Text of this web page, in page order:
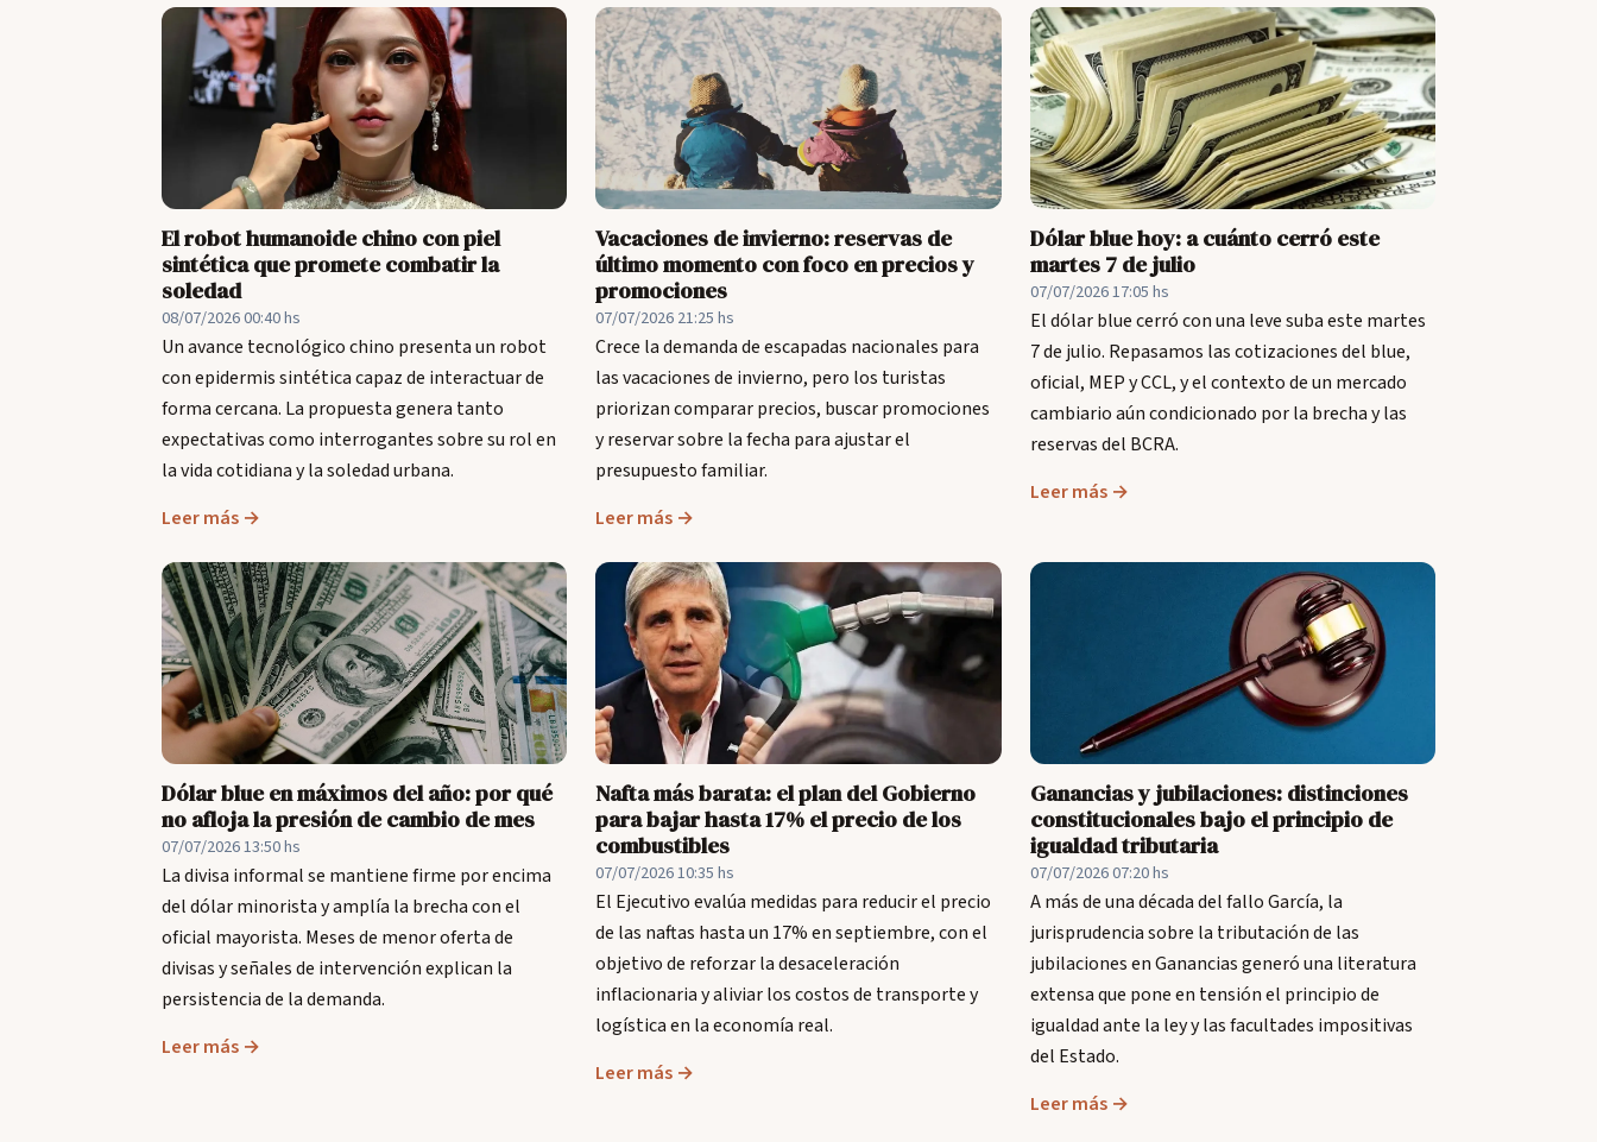
El robot humanoide chino con piel
sintética que promete combatir la
soledad
08/07/2026 00:40 hs
Un avance tecnológico chino presenta un robot
con epidermis sintética capaz de interactuar de
forma cercana. La propuesta genera tanto
expectativas como interrogantes sobre su rol en
la vida cotidiana y la soledad urbana.
Leer más →
Vacaciones de invierno: reservas de
último momento con foco en precios y
promociones
07/07/2026 21:25 hs
Crece la demanda de escapadas nacionales para
las vacaciones de invierno, pero los turistas
priorizan comparar precios, buscar promociones
y reservar sobre la fecha para ajustar el
presupuesto familiar.
Leer más →
Dólar blue hoy: a cuánto cerró este
martes 7 de julio
07/07/2026 17:05 hs
El dólar blue cerró con una leve suba este martes
7 de julio. Repasamos las cotizaciones del blue,
oficial, MEP y CCL, y el contexto de un mercado
cambiario aún condicionado por la brecha y las
reservas del BCRA.
Leer más →
Dólar blue en máximos del año: por qué
no afloja la presión de cambio de mes
07/07/2026 13:50 hs
La divisa informal se mantiene firme por encima
del dólar minorista y amplía la brecha con el
oficial mayorista. Meses de menor oferta de
divisas y señales de intervención explican la
persistencia de la demanda.
Leer más →
Nafta más barata: el plan del Gobierno
para bajar hasta 17% el precio de los
combustibles
07/07/2026 10:35 hs
El Ejecutivo evalúa medidas para reducir el precio
de las naftas hasta un 17% en septiembre, con el
objetivo de reforzar la desaceleración
inflacionaria y aliviar los costos de transporte y
logística en la economía real.
Leer más →
Ganancias y jubilaciones: distinciones
constitucionales bajo el principio de
igualdad tributaria
07/07/2026 07:20 hs
A más de una década del fallo García, la
jurisprudencia sobre la tributación de las
jubilaciones en Ganancias generó una literatura
extensa que pone en tensión el principio de
igualdad ante la ley y las facultades impositivas
del Estado.
Leer más →